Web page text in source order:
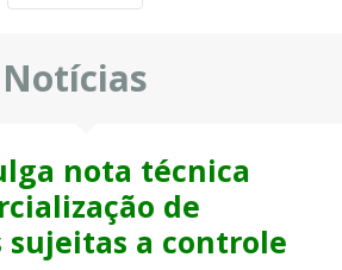
Notícias
nota técnica
de
sujeitas a controle